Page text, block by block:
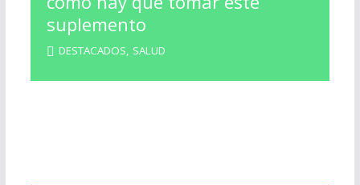
suplemento
DESTACADOS, SALUD